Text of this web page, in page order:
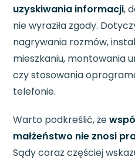
uzyskiwania informacji,
nie wyraziła zgody.
nagrywania rozmów,
mieszkaniu, montowania
czy stosowania
telefonie.
Warto podkreślić, że
małżeństwo nie znosi
Sądy coraz częściej